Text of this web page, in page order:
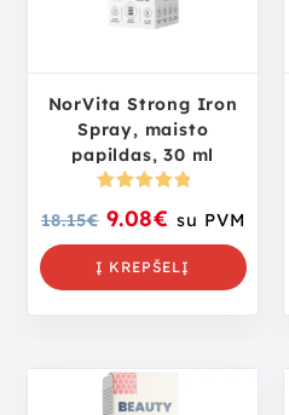
NorVita Strong Iron
Spray, maisto
papildas, 30 ml
s:5.00iš
5
18.15€ 9.08€ su PVM
Į KREPŠELĮ